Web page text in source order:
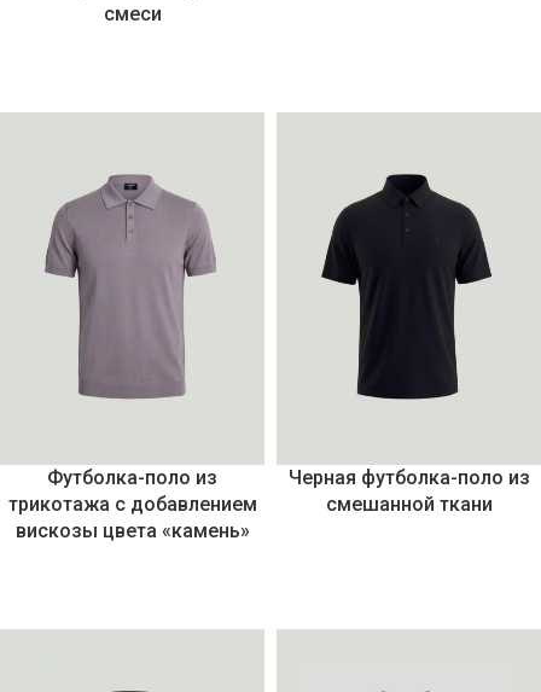
смеси
Футболка-поло из
трикотажа с добавлением
вискозы цвета «камень»
Черная футболка-поло из
смешанной ткани